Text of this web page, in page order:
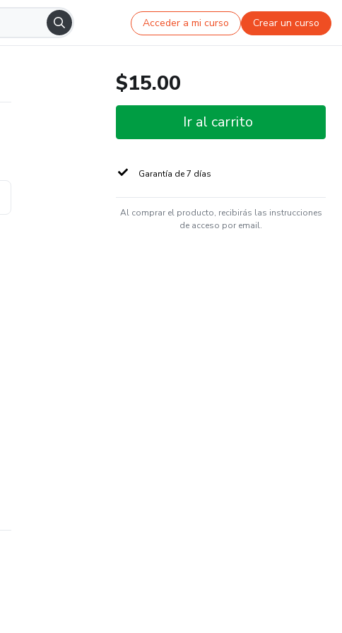
Acceder a mi curso Crear un curso
$15.00
Ir al carrito
Garantía de 7 días
Al comprar el producto, recibirás las instrucciones
de acceso por email.